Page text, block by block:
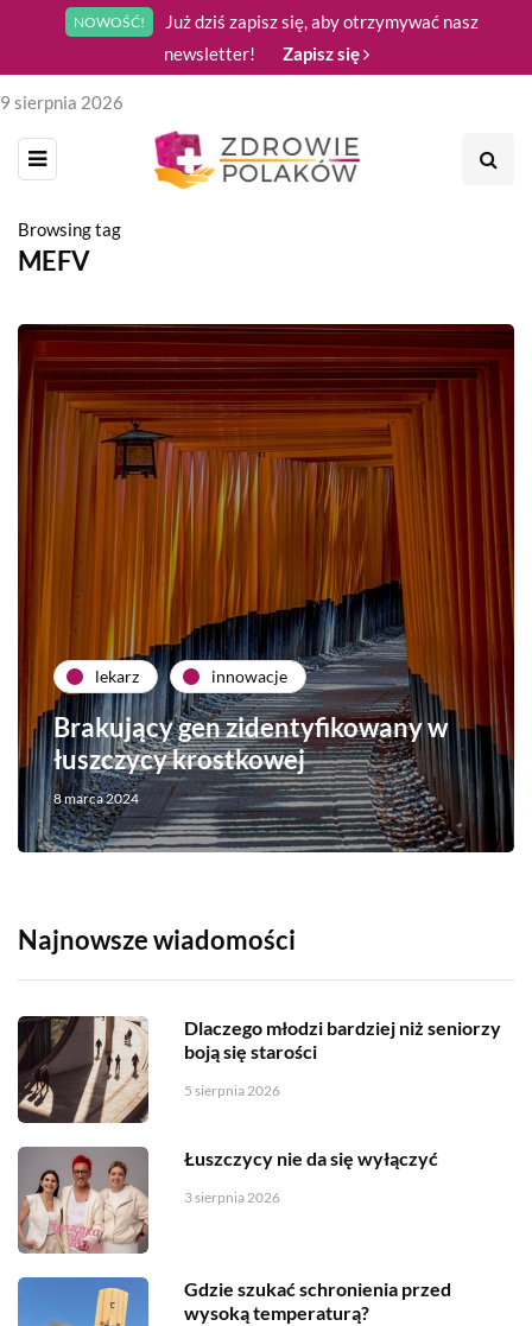
NOWOŚĆ!
Już dziś zapisz się, aby otrzymywać nasz
newsletter!
Zapisz się
9 sierpnia 2026
Browsing tag
MEFV
lekarz innowacje
Brakujący gen zidentyfikowany w
łuszczycy krostkowej
8 marca 2024
Najnowsze wiadomości
Dlaczego młodzi bardziej niż seniorzy
boją się starości
5 sierpnia 2026
Łuszczycy nie da się wyłączyć
3 sierpnia 2026
Gdzie szukać schronienia przed
wysoką temperaturą?